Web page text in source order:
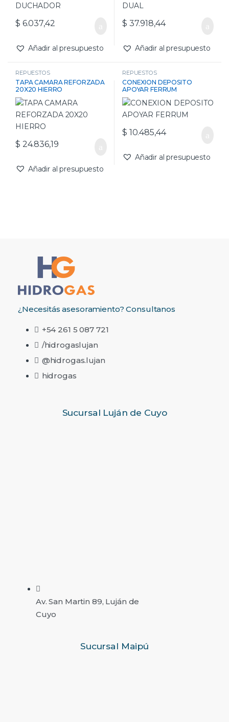
$ 6.037,42
Añadir al presupuesto
$ 37.918,44
Añadir al presupuesto
REPUESTOS
TAPA CAMARA REFORZADA
20X20 HIERRO
$ 24.836,19
Añadir al presupuesto
REPUESTOS
CONEXION DEPOSITO
APOYAR FERRUM
$ 10.485,44
Añadir al presupuesto
¿Necesitás asesoramiento? Consultanos
+54 261 5 087 721
/hidrogaslujan
@hidrogas.lujan
hidrogas
Sucursal Luján de Cuyo
Av. San Martin 89, Luján de
Cuyo
Sucursal Maipú